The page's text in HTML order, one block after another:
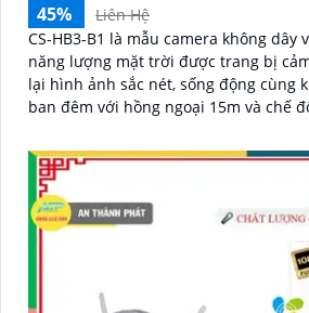
45%
Liên Hệ
CS-HB3-B1 là mẫu camera không dây
năng lượng mặt trời được trang bị
lại hình ảnh sắc nét, sống động cùng
ban đêm với hồng ngoại 15m và chế